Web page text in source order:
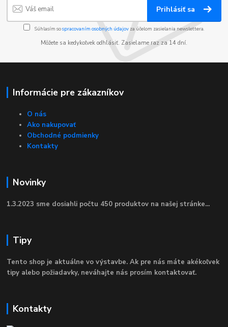
Prihlásiť sa
Súhlasím sospracovaním osobných údajov za účelom zasielania newslettera.
Môžete sa kedykoľvek odhlásiť. Zasielame raz za 14 dní.
Informácie pre zákazníkov
O nás
Ako nakupovať
Obchodné podmienky
Kontakty
Novinky
1.3.2023 sme dosiahli počtu 450 produktov na našej stránke...
Tipy
Tento shop je aktuálne vo výstavbe. Ak pre nás máte akékoľvek
tipy alebo požiadavky, neváhajte nás prosím kontaktovať.
Kontakty